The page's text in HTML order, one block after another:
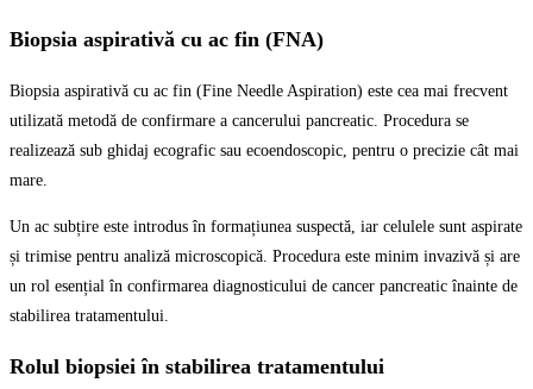
Biopsia aspirativă cu ac fin (FNA)
Biopsia aspirativă cu ac fin (Fine Needle Aspiration) este cea mai frecvent
utilizată metodă de confirmare a cancerului pancreatic. Procedura se
realizează sub ghidaj ecografic sau ecoendoscopic, pentru o precizie cât mai
mare.
Un ac subțire este introdus în formațiunea suspectă, iar celulele sunt aspirate
și trimise pentru analiză microscopică. Procedura este minim invazivă și are
un rol esențial în confirmarea diagnosticului de cancer pancreatic înainte de
stabilirea tratamentului.
Rolul biopsiei în stabilirea tratamentului